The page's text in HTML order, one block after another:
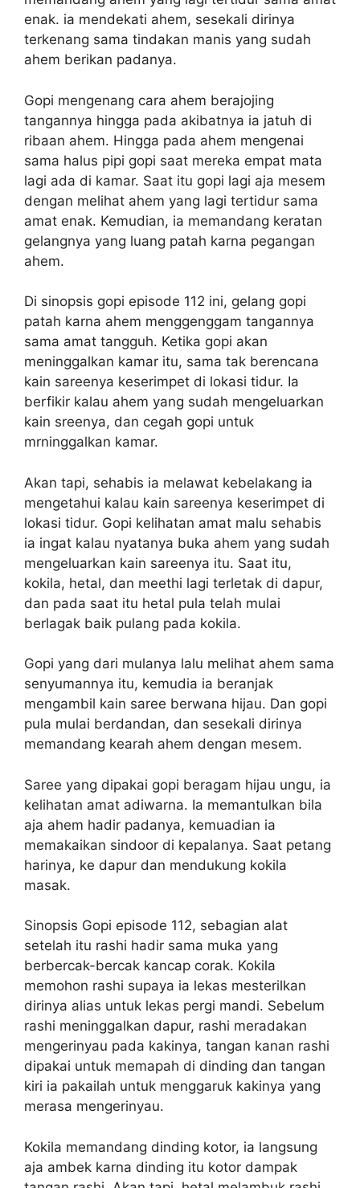
enak. ia mendekati ahem, sesekali dirinya
terkenang sama tindakan manis yang sudah
ahem berikan padanya.
Gopi mengenang cara ahem berajojing
tangannya hingga pada akibatnya ia jatuh di
ribaan ahem. Hingga pada ahem mengenai
sama halus pipi gopi saat mereka empat mata
lagi ada di kamar. Saat itu gopi lagi aja mesem
dengan melihat ahem yang lagi tertidur sama
amat enak. Kemudian, ia memandang keratan
gelangnya yang luang patah karna pegangan
ahem.
Di sinopsis gopi episode 112 ini, gelang gopi
patah karna ahem menggenggam tangannya
sama amat tangguh. Ketika gopi akan
meninggalkan kamar itu, sama tak berencana
kain sareenya keserimpet di lokasi tidur. Ia
berfikir kalau ahem yang sudah mengeluarkan
kain sreenya, dan cegah gopi untuk
mrninggalkan kamar.
Akan tapi, sehabis ia melawat kebelakang ia
mengetahui kalau kain sareenya keserimpet di
lokasi tidur. Gopi kelihatan amat malu sehabis
ia ingat kalau nyatanya buka ahem yang sudah
mengeluarkan kain sareenya itu. Saat itu,
kokila, hetal, dan meethi lagi terletak di dapur,
dan pada saat itu hetal pula telah mulai
berlagak baik pulang pada kokila.
Gopi yang dari mulanya lalu melihat ahem sama
senyumannya itu, kemudia ia beranjak
mengambil kain saree berwana hijau. Dan gopi
pula mulai berdandan, dan sesekali dirinya
memandang kearah ahem dengan mesem.
Saree yang dipakai gopi beragam hijau ungu, ia
kelihatan amat adiwarna. Ia memantulkan bila
aja ahem hadir padanya, kemuadian ia
memakaikan sindoor di kepalanya. Saat petang
harinya, ke dapur dan mendukung kokila
masak.
Sinopsis Gopi episode 112, sebagian alat
setelah itu rashi hadir sama muka yang
berbercak-bercak kancap corak. Kokila
memohon rashi supaya ia lekas mesterilkan
dirinya alias untuk lekas pergi mandi. Sebelum
rashi meninggalkan dapur, rashi meradakan
mengerinyau pada kakinya, tangan kanan rashi
dipakai untuk memapah di dinding dan tangan
kiri ia pakailah untuk menggaruk kakinya yang
merasa mengerinyau.
Kokila memandang dinding kotor, ia langsung
aja ambek karna dinding itu kotor dampak